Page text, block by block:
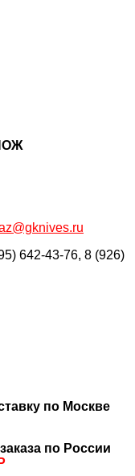
642-43-76, 8 (926)
по Москве
по России